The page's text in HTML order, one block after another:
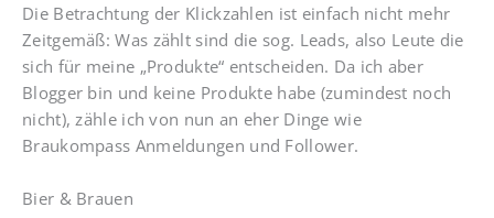
Die Betrachtung der Klickzahlen ist einfach nicht mehr
Zeitgemäß: Was zählt sind die sog. Leads, also Leute die
sich für meine „Produkte“ entscheiden. Da ich aber
Blogger bin und keine Produkte habe (zumindest noch
nicht), zähle ich von nun an eher Dinge wie
Braukompass Anmeldungen und Follower.
Bier & Brauen